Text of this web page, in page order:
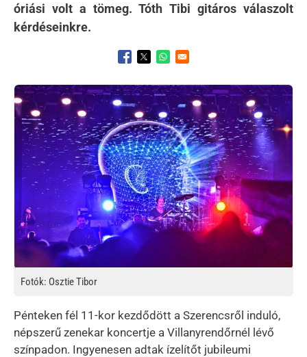
óriási volt a tömeg. Tóth Tibi gitáros válaszolt
kérdéseinkre.
Opens in a new window
Opens in a new window
Opens in a new window
Kép
Fotók: Osztie Tibor
Pénteken fél 11-kor kezdődött a Szerencsről induló,
népszerű zenekar koncertje a Villanyrendőrnél lévő
színpadon. Ingyenesen adtak ízelítőt jubileumi